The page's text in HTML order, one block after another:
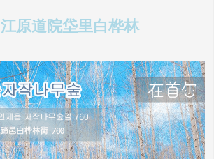
江原道院垈里白桦林